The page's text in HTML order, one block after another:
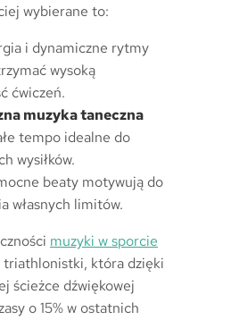
wybierane to:
i dynamiczne rytmy
wysoką
ćwiczeń.
muzyka taneczna
tempo idealne do
wysiłków.
beaty motywują do
własnych limitów.
muzyki w sporcie
która dzięki
ścieżce dźwiękowej
o 15% w ostatnich